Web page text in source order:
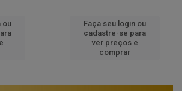
ou
Faça seu login ou
cadastre-se para
ver preços e
comprar